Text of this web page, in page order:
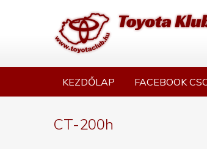
KEZDŐLAP FACEBOOK
CT-200h